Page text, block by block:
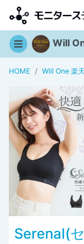
Will
HOME Will One 楽
Serenal(